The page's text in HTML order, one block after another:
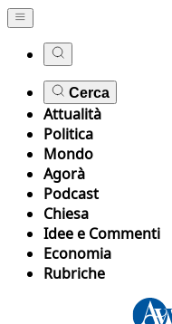
Cerca
Attualità
Politica
Mondo
Agorà
Podcast
Chiesa
Idee e Commenti
Economia
Rubriche